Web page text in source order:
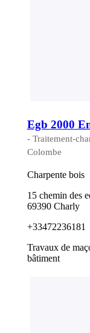
Egb 2000
- Traitement-
Colombe
Charpente bois
15 chemin des
69390 Charly
+33472236181
Travaux de
bâtiment